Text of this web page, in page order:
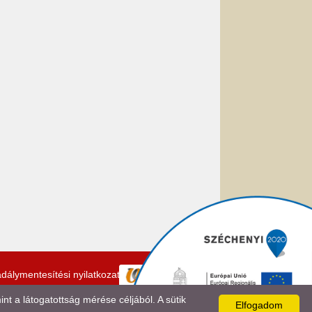
nyilatkozat
Elfogadom
a látogatottság mérése céljából. A sütik